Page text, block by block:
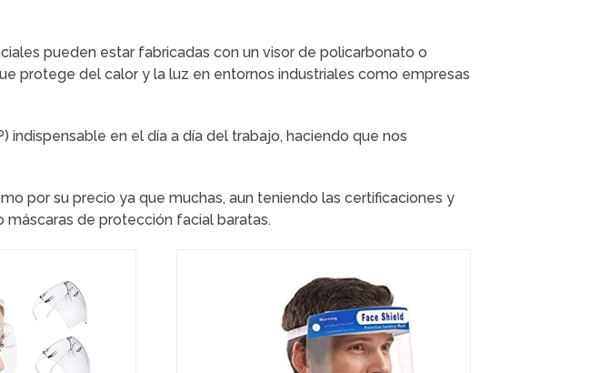
pueden estar fabricadas con un visor de policarbonato o
protege del calor y la luz en entornos industriales como empresas
en el día a día del trabajo, haciendo que nos
por su precio ya que muchas, aun teniendo las certificaciones y
de protección facial baratas.